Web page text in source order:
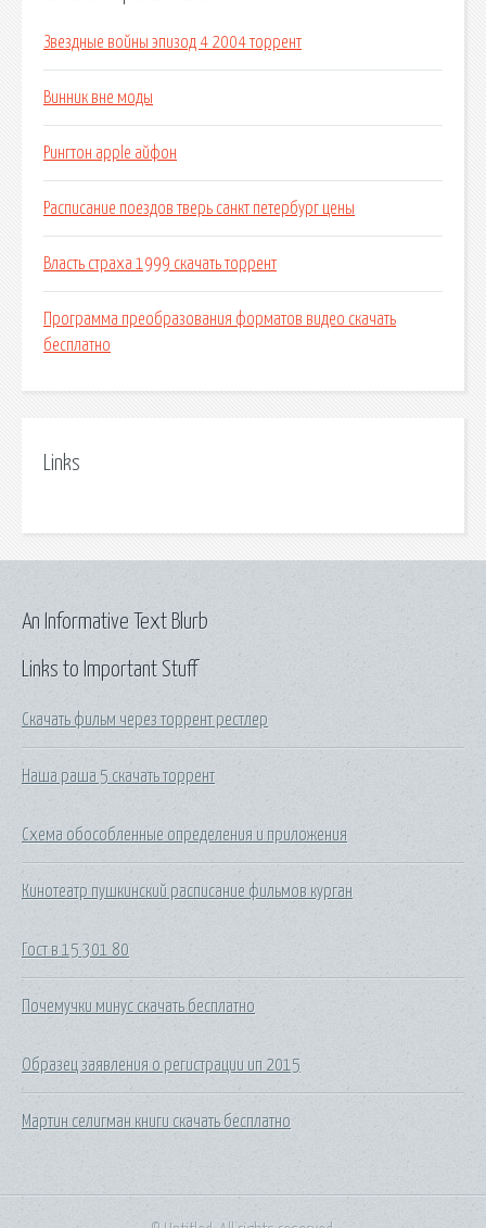
Звездные войны эпизод 4 2004 торрент
Винник вне моды
Рингтон apple айфон
Расписание поездов тверь санкт петербург цены
Власть страха 1999 скачать торрент
Программа преобразования форматов видео скачать
бесплатно
Links
Links to Important Stuff
Скачать фильм через торрент рестлер
Наша раша 5 скачать торрент
Схема обособленные определения и приложения
Кинотеатр пушкинский расписание фильмов курган
Гост в 15 301 80
Почемучки минус скачать бесплатно
Образец заявления о регистрации ип 2015
Мартин селигман книги скачать бесплатно
An Informative Text Blurb